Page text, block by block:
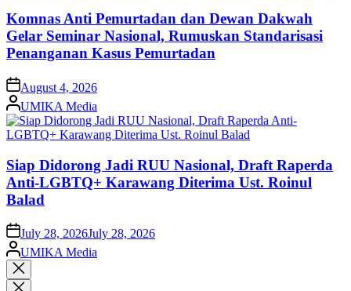
Komnas Anti Pemurtadan dan Dewan Dakwah
Gelar Seminar Nasional, Rumuskan Standarisasi
Penanganan Kasus Pemurtadan
on August 4, 2026
Posted
by
UMIKA Media
Siap Didorong Jadi RUU Nasional, Draft Raperda
Anti-LGBTQ+ Karawang Diterima Ust. Roinul
Balad
onJuly 28, 2026July 28, 2026
Posted
by
UMIKA Media
Close
search